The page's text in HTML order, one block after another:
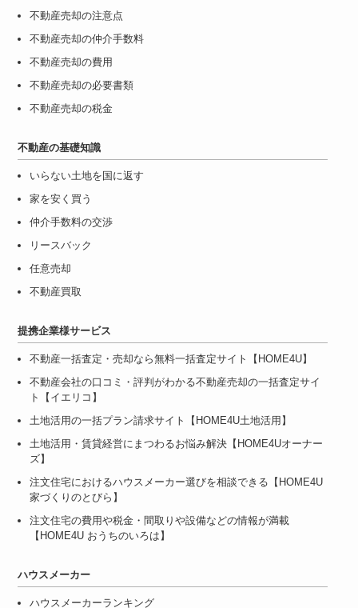
不動産売却の注意点
不動産売却の仲介手数料
不動産売却の費用
不動産売却の必要書類
不動産売却の税金
不動産の基礎知識
いらない土地を国に返す
家を安く買う
仲介手数料の交渉
リースバック
任意売却
不動産買取
提携企業様サービス
不動産一括査定・売却なら無料一括査定サイト【HOME4U】
不動産会社の口コミ・評判がわかる不動産売却の一括査定サイ
ト【イエリコ】
土地活用の一括プラン請求サイト【HOME4U土地活用】
土地活用・賃貸経営にまつわるお悩み解決【HOME4Uオーナー
ズ】
注文住宅におけるハウスメーカー選びを相談できる【HOME4U
家づくりのとびら】
注文住宅の費用や税金・間取りや設備などの情報が満載
【HOME4U おうちのいろは】
ハウスメーカー
ハウスメーカーランキング